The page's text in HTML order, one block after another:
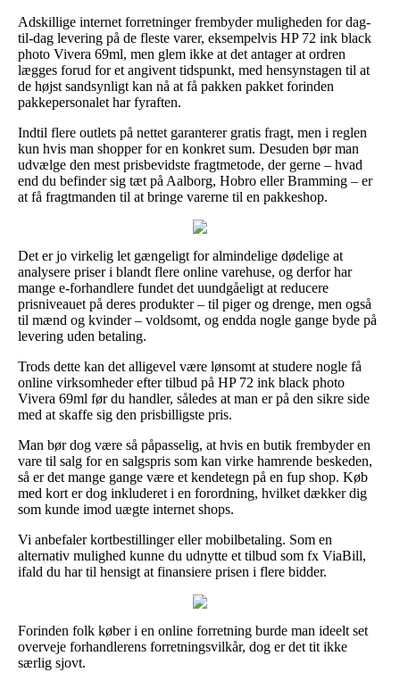
Adskillige internet forretninger frembyder muligheden for dag-
til-dag levering på de fleste varer, eksempelvis HP 72 ink black
photo Vivera 69ml, men glem ikke at det antager at ordren
lægges forud for et angivent tidspunkt, med hensynstagen til at
de højst sandsynligt kan nå at få pakken pakket forinden
pakkepersonalet har fyraften.
Indtil flere outlets på nettet garanterer gratis fragt, men i reglen
kun hvis man shopper for en konkret sum. Desuden bør man
udvælge den mest prisbevidste fragtmetode, der gerne – hvad
end du befinder sig tæt på Aalborg, Hobro eller Bramming – er
at få fragtmanden til at bringe varerne til en pakkeshop.
Det er jo virkelig let gængeligt for almindelige dødelige at
analysere priser i blandt flere online varehuse, og derfor har
mange e-forhandlere fundet det uundgåeligt at reducere
prisniveauet på deres produkter – til piger og drenge, men også
til mænd og kvinder – voldsomt, og endda nogle gange byde på
levering uden betaling.
Trods dette kan det alligevel være lønsomt at studere nogle få
online virksomheder efter tilbud på HP 72 ink black photo
Vivera 69ml før du handler, således at man er på den sikre side
med at skaffe sig den prisbilligste pris.
Man bør dog være så påpasselig, at hvis en butik frembyder en
vare til salg for en salgspris som kan virke hamrende beskeden,
så er det mange gange være et kendetegn på en fup shop. Køb
med kort er dog inkluderet i en forordning, hvilket dækker dig
som kunde imod uægte internet shops.
Vi anbefaler kortbestillinger eller mobilbetaling. Som en
alternativ mulighed kunne du udnytte et tilbud som fx ViaBill,
ifald du har til hensigt at finansiere prisen i flere bidder.
Forinden folk køber i en online forretning burde man ideelt set
overveje forhandlerens forretningsvilkår, dog er det tit ikke
særlig sjovt.